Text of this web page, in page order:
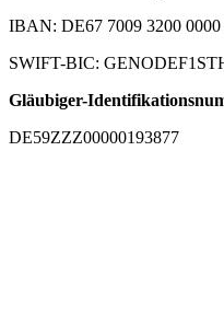
IBAN: DE67 7009 3200 0000
SWIFT-BIC:
Gläubiger-
DE59ZZZ00000193877